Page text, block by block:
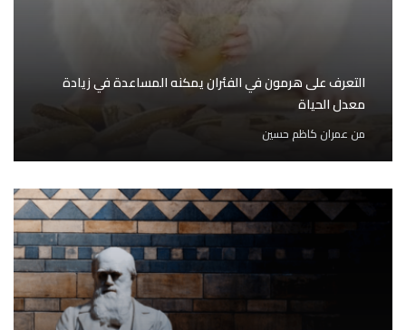
التعرف على هرمون في الفئران يمكنه المساعدة في زيادة
معدل الحياة
من عمران كاظم حسين